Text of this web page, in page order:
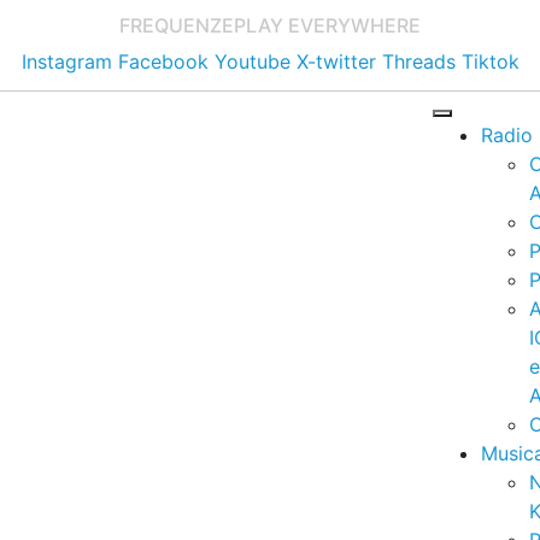
FREQUENZEPLAY EVERYWHERE
Instagram Facebook Youtube X-twitter Threads Tiktok
Radio
e